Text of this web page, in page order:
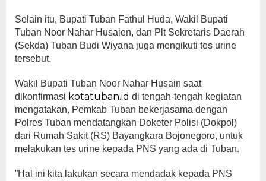
Selain itu, Bupati Tuban Fathul Huda, Wakil Bupati
Tuban Noor Nahar Husaien, dan Plt Sekretaris Daerah
(Sekda) Tuban Budi Wiyana juga mengikuti tes urine
tersebut.
Wakil Bupati Tuban Noor Nahar Husain saat
dikonfirmasi kotatuban.id di tengah-tengah kegiatan
mengatakan, Pemkab Tuban bekerjasama dengan
Polres Tuban mendatangkan Doketer Polisi (Dokpol)
dari Rumah Sakit (RS) Bayangkara Bojonegoro, untuk
melakukan tes urine kepada PNS yang ada di Tuban.
”Hal ini kita lakukan secara mendadak kepada PNS